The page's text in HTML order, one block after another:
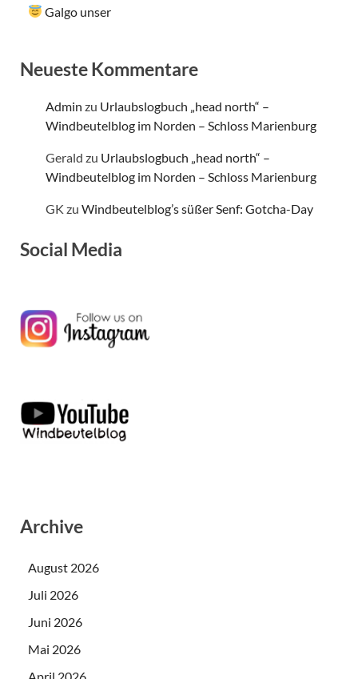
Galgo unser
Neueste Kommentare
Admin zu Urlaubslogbuch „head north“ –
Windbeutelblog im Norden – Schloss Marienburg
Gerald zu Urlaubslogbuch „head north“ –
Windbeutelblog im Norden – Schloss Marienburg
GK zu Windbeutelblog’s süßer Senf: Gotcha-Day
Social Media
Archive
August 2026
Juli 2026
Juni 2026
Mai 2026